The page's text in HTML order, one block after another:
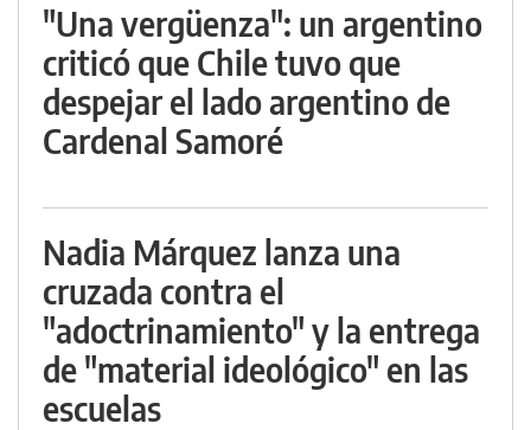
"Una vergüenza": un argentino
criticó que Chile tuvo que
despejar el lado argentino de
Cardenal Samoré
Nadia Márquez lanza una
cruzada contra el
"adoctrinamiento" y la entrega
de "material ideológico" en las
escuelas